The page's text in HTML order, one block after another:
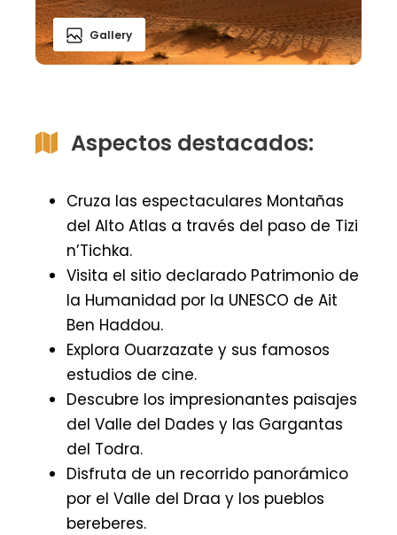
Gallery
Aspectos destacados:
Cruza las espectaculares Montañas
del Alto Atlas a través del paso de Tizi
n’Tichka.
Visita el sitio declarado Patrimonio de
la Humanidad por la UNESCO de Ait
Ben Haddou.
Explora Ouarzazate y sus famosos
estudios de cine.
Descubre los impresionantes paisajes
del Valle del Dades y las Gargantas
del Todra.
Disfruta de un recorrido panorámico
por el Valle del Draa y los pueblos
bereberes.